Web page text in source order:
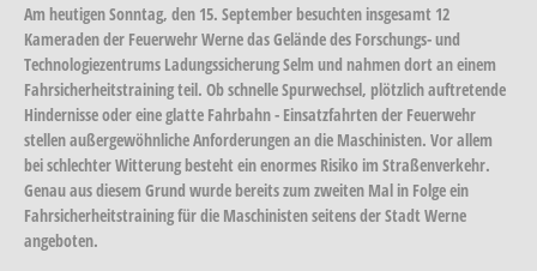
Am heutigen Sonntag, den 15. September besuchten insgesamt 12
Kameraden der Feuerwehr Werne das Gelände des Forschungs- und
Technologiezentrums Ladungssicherung Selm und nahmen dort an einem
Fahrsicherheitstraining teil. Ob schnelle Spurwechsel, plötzlich auftretende
Hindernisse oder eine glatte Fahrbahn - Einsatzfahrten der Feuerwehr
stellen außergewöhnliche Anforderungen an die Maschinisten. Vor allem
bei schlechter Witterung besteht ein enormes Risiko im Straßenverkehr.
Genau aus diesem Grund wurde bereits zum zweiten Mal in Folge ein
Fahrsicherheitstraining für die Maschinisten seitens der Stadt Werne
angeboten.